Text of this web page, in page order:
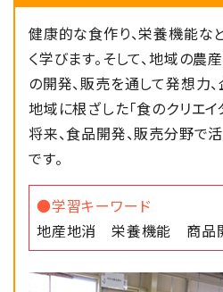
2024/08/15 食
本校で収穫した夏
開発しました。
2024/05/20 食
販売
2024/04/13 食
３年 食品科学
健康的な食作り、栄養機能な
く学びます。そして、地域の
の開発、販売を通して発想力
地域に根ざした「食のクリエイ
将来、食品開発、販売分野で
です。
●学習キーワード
地産地消 栄養機能 商